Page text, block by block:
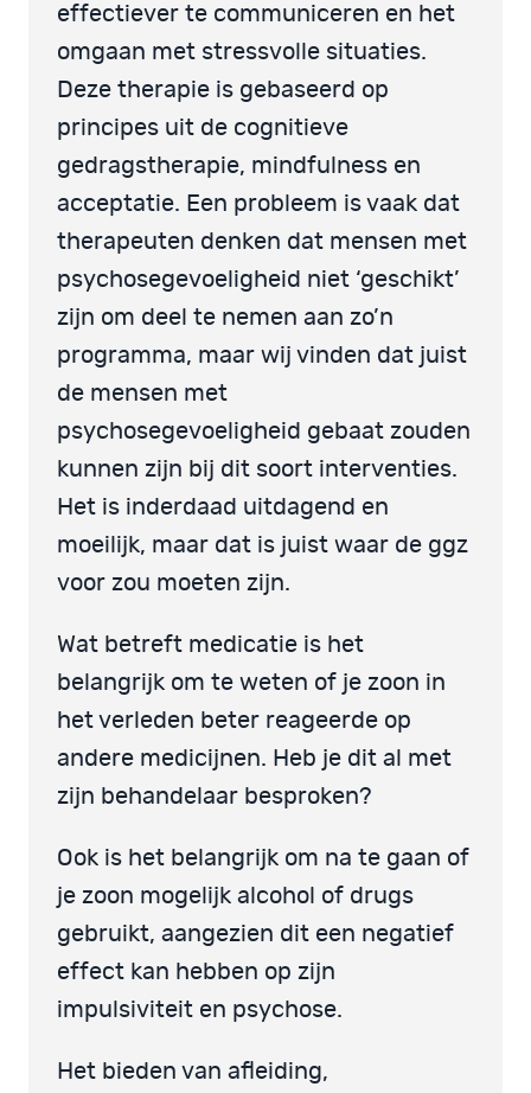
effectiever te communiceren en het
omgaan met stressvolle situaties.
Deze therapie is gebaseerd op
principes uit de cognitieve
gedragstherapie, mindfulness en
acceptatie. Een probleem is vaak dat
therapeuten denken dat mensen met
psychosegevoeligheid niet ‘geschikt’
zijn om deel te nemen aan zo’n
programma, maar wij vinden dat juist
de mensen met
psychosegevoeligheid gebaat zouden
kunnen zijn bij dit soort interventies.
Het is inderdaad uitdagend en
moeilijk, maar dat is juist waar de ggz
voor zou moeten zijn.
Wat betreft medicatie is het
belangrijk om te weten of je zoon in
het verleden beter reageerde op
andere medicijnen. Heb je dit al met
zijn behandelaar besproken?
Ook is het belangrijk om na te gaan of
je zoon mogelijk alcohol of drugs
gebruikt, aangezien dit een negatief
effect kan hebben op zijn
impulsiviteit en psychose.
Het bieden van afleiding,